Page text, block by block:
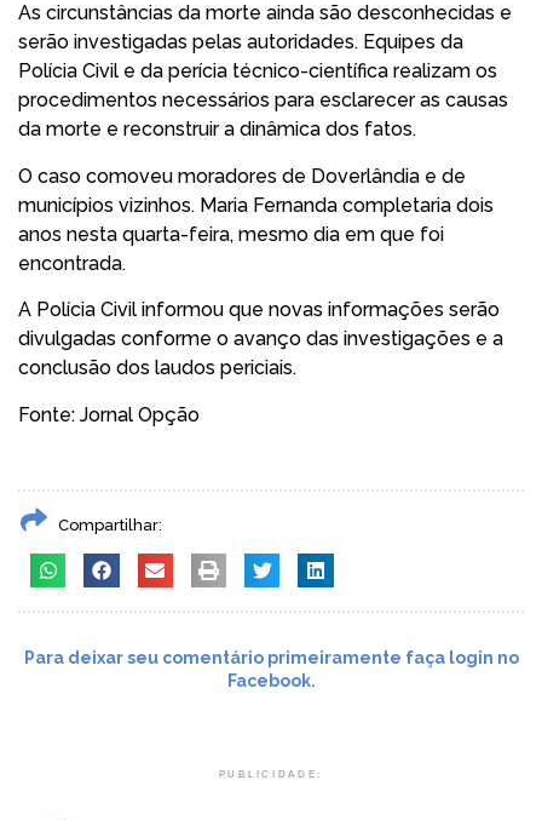
As circunstâncias da morte ainda são desconhecidas e
serão investigadas pelas autoridades. Equipes da
Polícia Civil e da perícia técnico-científica realizam os
procedimentos necessários para esclarecer as causas
da morte e reconstruir a dinâmica dos fatos.
O caso comoveu moradores de Doverlândia e de
municípios vizinhos. Maria Fernanda completaria dois
anos nesta quarta-feira, mesmo dia em que foi
encontrada.
A Polícia Civil informou que novas informações serão
divulgadas conforme o avanço das investigações e a
conclusão dos laudos periciais.
Fonte: Jornal Opção
Compartilhar:
Para deixar seu comentário primeiramente faça login no
Facebook.
PUBLICIDADE: